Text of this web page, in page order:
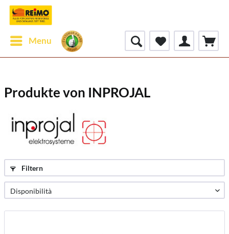
Menu
Produkte von INPROJAL
Filtern